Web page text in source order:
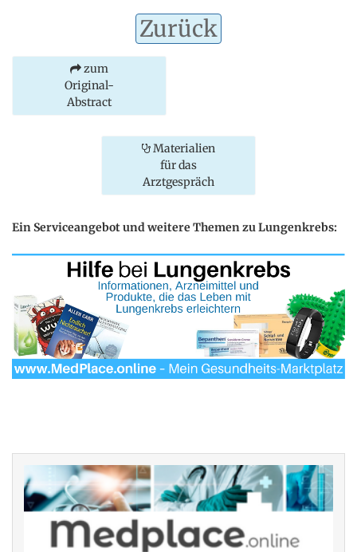
Zurück
zum
Original-
Abstract
Materialien
für das
Arztgespräch
Ein Serviceangebot und weitere Themen zu Lungenkrebs: